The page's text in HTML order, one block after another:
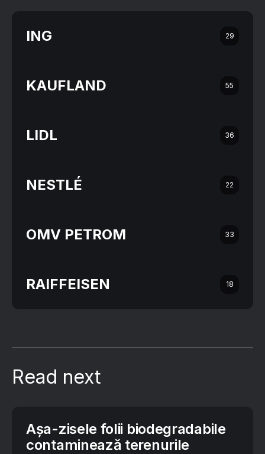
ING 29
KAUFLAND 55
LIDL 36
NESTLÉ 22
OMV PETROM 33
RAIFFEISEN 18
Read next
Așa-zisele folii biodegradabile
contaminează terenurile